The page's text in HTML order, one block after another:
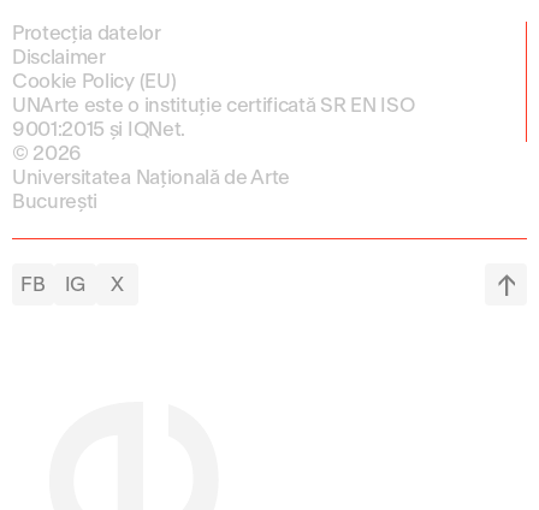
Protecția datelor
Disclaimer
Cookie Policy (EU)
UNArte este o instituție certificată SR EN ISO
9001:2015 și IQNet.
© 2026
Universitatea Națională de Arte
București
FB IG X